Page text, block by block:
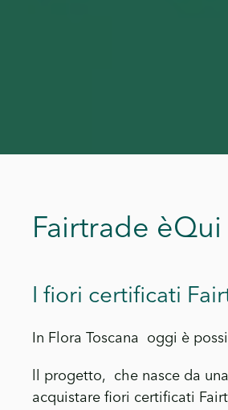
Fairtrade èQui
I fiori certificati
In Flora Toscana oggi è
ll progetto, che nasce da
acquistare fiori certificati